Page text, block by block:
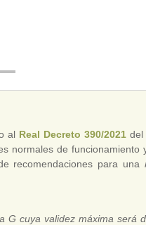
al Real Decreto 390/2021del
de funcionamiento
recomendaciones para una
G cuya validez máxima será